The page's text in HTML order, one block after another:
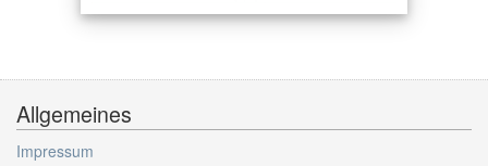
Allgemeines
Impressum